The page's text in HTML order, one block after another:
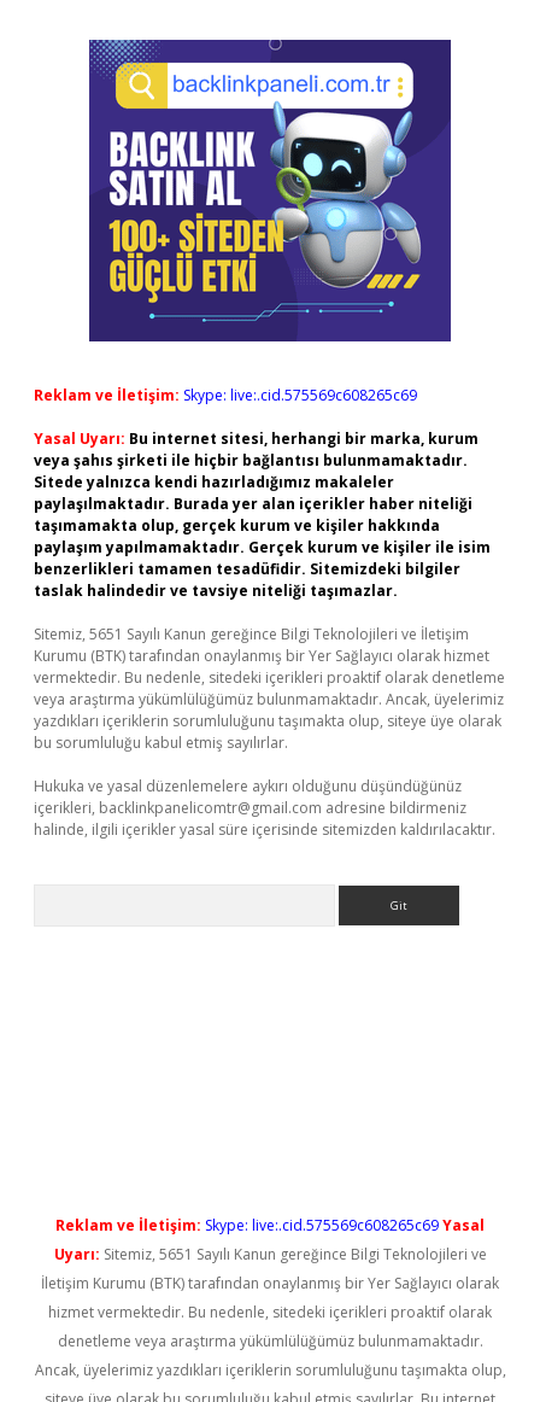
Reklam ve İletişim: Skype: live:.cid.575569c608265c69
Yasal Uyarı: Bu internet sitesi, herhangi bir marka, kurum
veya şahıs şirketi ile hiçbir bağlantısı bulunmamaktadır.
Sitede yalnızca kendi hazırladığımız makaleler
paylaşılmaktadır. Burada yer alan içerikler haber niteliği
taşımamakta olup, gerçek kurum ve kişiler hakkında
paylaşım yapılmamaktadır. Gerçek kurum ve kişiler ile isim
benzerlikleri tamamen tesadüfidir. Sitemizdeki bilgiler
taslak halindedir ve tavsiye niteliği taşımazlar.
Sitemiz, 5651 Sayılı Kanun gereğince Bilgi Teknolojileri ve İletişim
Kurumu (BTK) tarafından onaylanmış bir Yer Sağlayıcı olarak hizmet
vermektedir. Bu nedenle, sitedeki içerikleri proaktif olarak denetleme
veya araştırma yükümlülüğümüz bulunmamaktadır. Ancak, üyelerimiz
yazdıkları içeriklerin sorumluluğunu taşımakta olup, siteye üye olarak
bu sorumluluğu kabul etmiş sayılırlar.
Hukuka ve yasal düzenlemelere aykırı olduğunu düşündüğünüz
içerikleri, backlinkpanelicomtr@gmail.com adresine bildirmeniz
halinde, ilgili içerikler yasal süre içerisinde sitemizden kaldırılacaktır.
Reklam ve İletişim: Skype: live:.cid.575569c608265c69Yasal
Uyarı: Sitemiz, 5651 Sayılı Kanun gereğince Bilgi Teknolojileri ve
İletişim Kurumu (BTK) tarafından onaylanmış bir Yer Sağlayıcı olarak
hizmet vermektedir. Bu nedenle, sitedeki içerikleri proaktif olarak
denetleme veya araştırma yükümlülüğümüz bulunmamaktadır.
Ancak, üyelerimiz yazdıkları içeriklerin sorumluluğunu taşımakta olup,